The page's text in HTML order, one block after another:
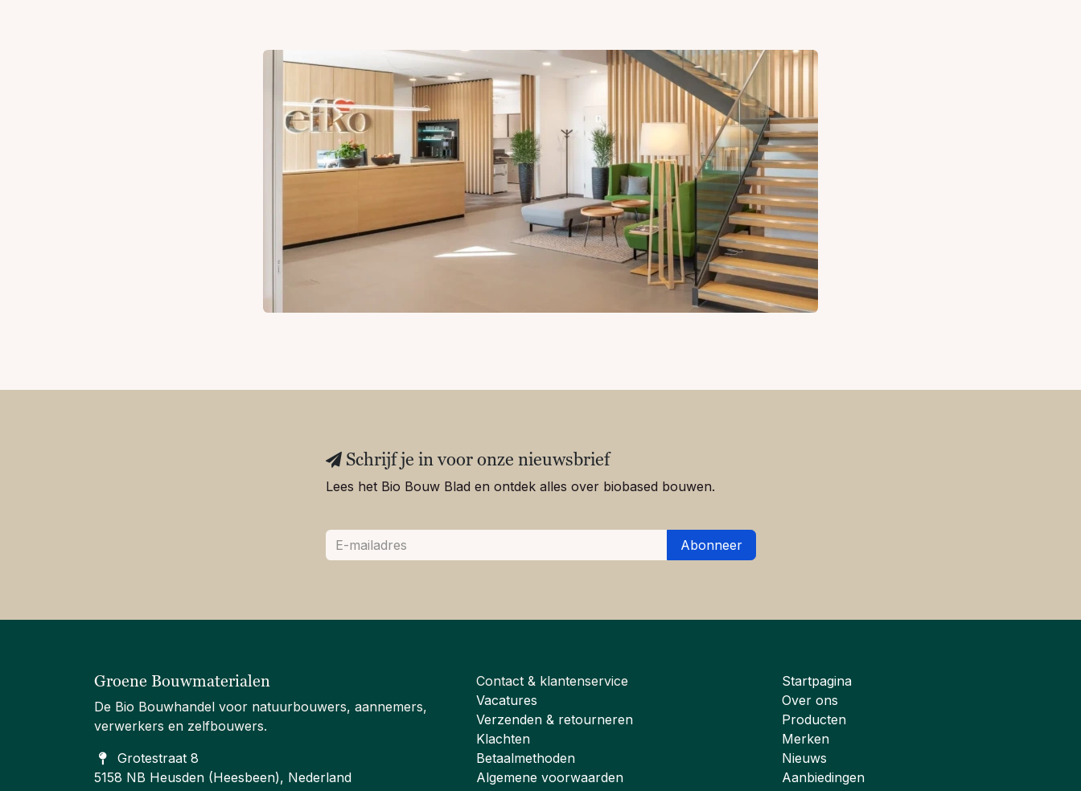
Schrijf je in voor onze nieuwsbrief
Lees het Bio Bouw Blad en ontdek alles over biobased bouwen.
Abonneer
Groene Bouwmaterialen
De Bio Bouwhandel voor natuurbouwers, aannemers,
verwerkers en zelfbouwers.
Grotestraat 8
5158 NB Heusden (Heesbeen), Nederland
Contact & klantenservice
Vacatures
Verzenden & retourneren
Klachten
Betaalmethoden
Algemene voorwaarden
Startpagina
Over ons
Producten
Merken
Nieuws
Aanbiedingen